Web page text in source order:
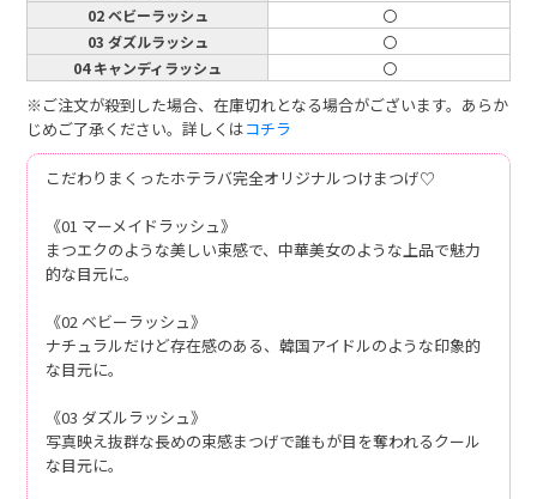
02 ベビーラッシュ
〇
03 ダズルラッシュ
〇
04 キャンディラッシュ
〇
※ご注文が殺到した場合、在庫切れとなる場合がございます。あらか
じめご了承ください。詳しくはコチラ
こだわりまくったホテラバ完全オリジナルつけまつげ♡
《01 マーメイドラッシュ》
まつエクのような美しい束感で、中華美女のような上品で魅力
的な目元に。
《02 ベビーラッシュ》
ナチュラルだけど存在感のある、韓国アイドルのような印象的
な目元に。
《03 ダズルラッシュ》
写真映え抜群な長めの束感まつげで誰もが目を奪われるクール
な目元に。